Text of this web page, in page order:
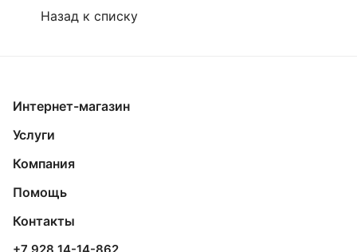
Назад к списку
Интернет-магазин
Услуги
Компания
Помощь
Контакты